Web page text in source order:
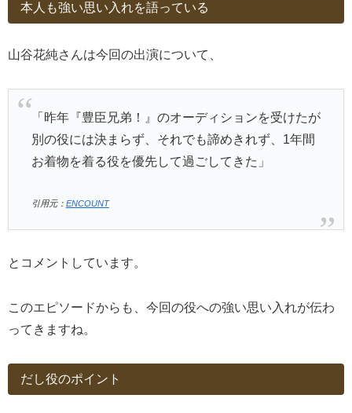
本人も強い思い入れを語っている
山谷花純さんは今回の出演について、
「昨年『豊臣兄弟！』のオーディションを受けたが
別の役には決まらず、それでも諦めきれず、1年間
お着物を着る役を優先して過ごしてきた」
引用元： ENCOUNT
とコメントしています。
このエピソードからも、今回の役への強い思い入れが伝わ
ってきますね。
だし役のポイント